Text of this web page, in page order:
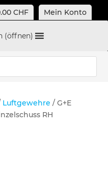
CHF Mein Konto
(öffnen)
Luftgewehre / G+E
RH